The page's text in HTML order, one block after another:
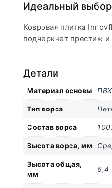
Идеальный
Ковровая плитка
подчеркнет престиж и
Детали
Материал основы ПВХ
Тип ворса
Состав ворса
Высота ворса, мм
Высота общая,
мм
6,4